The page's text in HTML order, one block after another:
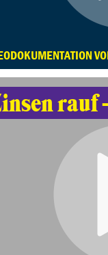
rauf